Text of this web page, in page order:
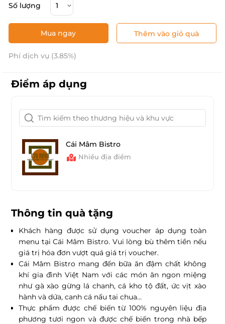
Số lượng
Mua ngay Thêm vào giỏ quà
Phí dịch vụ (3.85%)
Thông tin quà tặng
Khách hàng được sử dụng voucher áp dụng toàn
menu tại Cái Mâm Bistro. Vui lòng bù thêm tiền nếu
giá trị hóa đơn vượt quá giá trị voucher.
Cái Mâm Bistro mang đến bữa ăn đậm chất không
khí gia đình Việt Nam với các món ăn ngon miệng
như gà xào gừng lá chanh, cá kho tộ đất, ức vịt xào
hành và dứa, canh cá nấu tai chua...
Thực phẩm được chế biến từ 100% nguyên liệu địa
phương tươi ngon và được chế biến trong nhà bếp
Điểm áp dụng
Cái Mâm Bistro
Nhiều địa điểm